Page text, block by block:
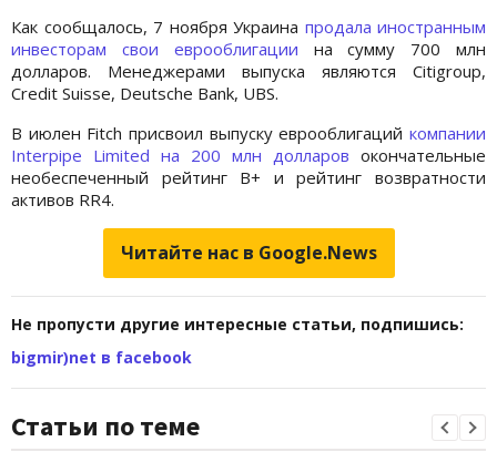
Как сообщалось, 7 ноября Украина продала иностранным
инвесторам свои еврооблигации на сумму 700 млн
долларов. Менеджерами выпуска являются Citigroup,
Credit Suisse, Deutsche Bank, UBS.
В июлен Fitch присвоил выпуску еврооблигаций компании
Interpipe Limited на 200 млн долларов окончательные
необеспеченный рейтинг B+ и рейтинг возвратности
активов RR4.
Читайте нас в Google.News
Не пропусти другие интересные статьи, подпишись:
bigmir)net в facebook
Статьи по теме